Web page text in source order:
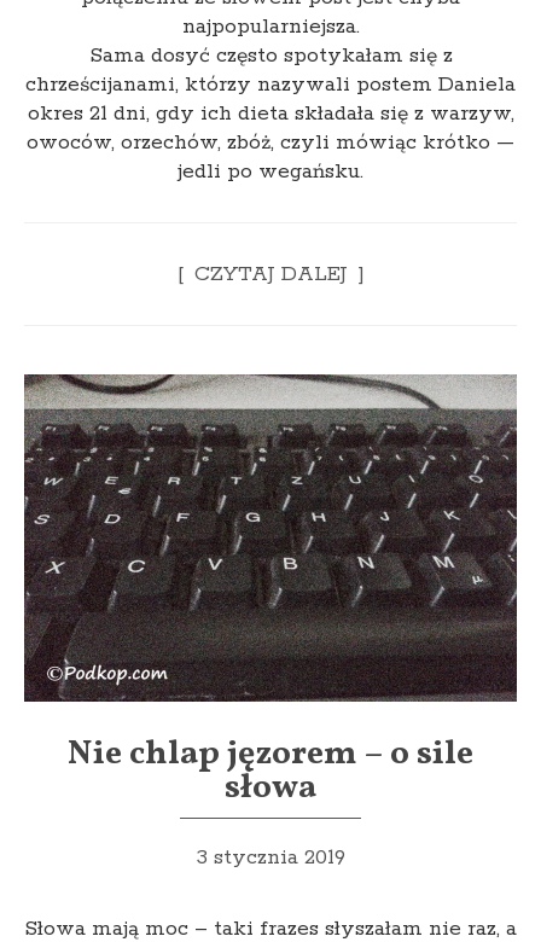
najpopularniejsza.
Sama dosyć często spotykałam się z
chrześcijanami, którzy nazywali postem Daniela
okres 21 dni, gdy ich dieta składała się z warzyw,
owoców, orzechów, zbóż, czyli mówiąc krótko —
jedli po wegańsku.
CZYTAJ DALEJ
Nie chlap jęzorem – o sile
słowa
3 stycznia 2019
Słowa mają moc – taki frazes słyszałam nie raz, a